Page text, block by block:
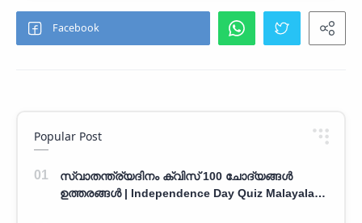
Popular Post
സ്വാതന്ത്ര്യദിനം ക്വിസ് 100 ചോദ്യങ്ങൾ
ഉത്തരങ്ങൾ | Independence Day Quiz Malayalam